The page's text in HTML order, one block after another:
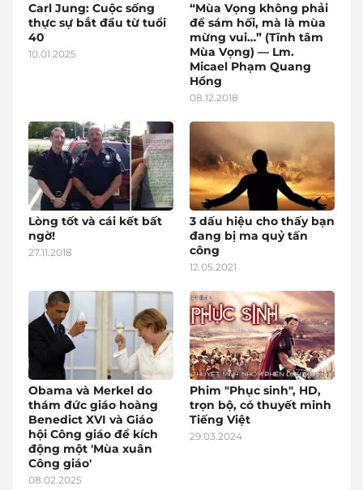
Carl Jung: Cuộc sống
thực sự bắt đầu từ tuổi
40
10.01.2025
“Mùa Vọng không phải
để sám hối, mà là mùa
mừng vui…” (Tĩnh tâm
Mùa Vọng) — Lm.
Micael Phạm Quang
Hồng
08.12.2018
Lòng tốt và cái kết bất
ngờ!
27.11.2018
3 dấu hiệu cho thấy bạn
đang bị ma quỷ tấn
công
12.05.2021
Obama và Merkel do
thám đức giáo hoàng
Benedict XVI và Giáo
hội Công giáo để kích
động một 'Mùa xuân
Công giáo'
08.02.2025
Phim "Phục sinh", HD,
trọn bộ, có thuyết minh
Tiếng Việt
29.03.2024